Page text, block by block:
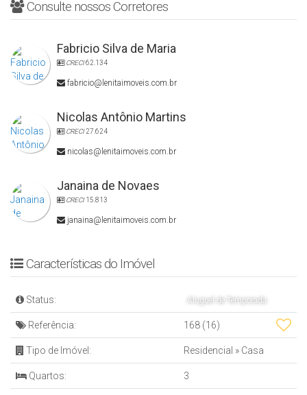
Consulte nossos Corretores
Fabricio Silva de Maria
CRECI62.134
fabricio@lenitaimoveis.com.br
Nicolas Antônio Martins
CRECI27.624
nicolas@lenitaimoveis.com.br
Janaina de Novaes
CRECI15.813
janaina@lenitaimoveis.com.br
Características do Imóvel
Status: Aluguel de Temporada
Referência: 168 (16)
Tipo de Imóvel: Residencial » Casa
Quartos: 3